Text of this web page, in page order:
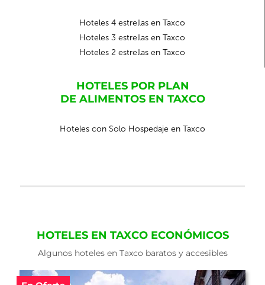
Hoteles 4 estrellas en Taxco
Hoteles 3 estrellas en Taxco
Hoteles 2 estrellas en Taxco
HOTELES POR PLAN
DE ALIMENTOS EN TAXCO
Hoteles con Solo Hospedaje en Taxco
HOTELES EN TAXCO ECONÓMICOS
Algunos hoteles en Taxco baratos y accesibles